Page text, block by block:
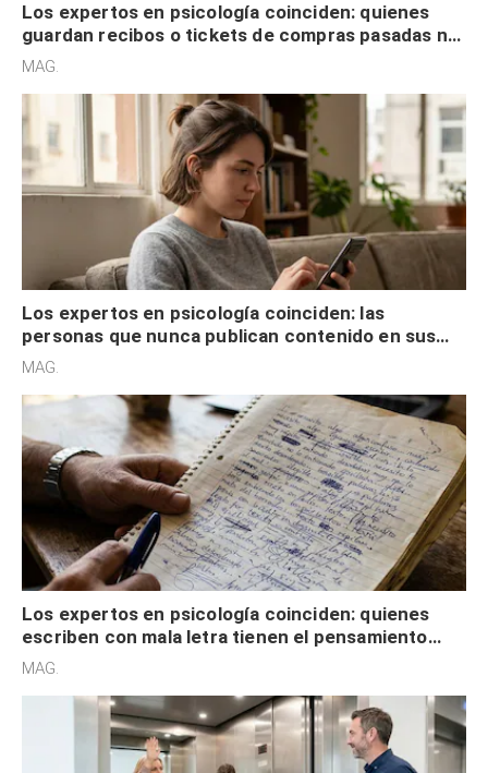
Los expertos en psicología coinciden: quienes
guardan recibos o tickets de compras pasadas no
son acumuladores, sino que tienen necesidad de
MAG.
Los expertos en psicología coinciden: las
personas que nunca publican contenido en sus
redes sociales no pretenden buscar validación
MAG.
Los expertos en psicología coinciden: quienes
escriben con mala letra tienen el pensamiento
acelerado y no lo hacen por desinterés
MAG.